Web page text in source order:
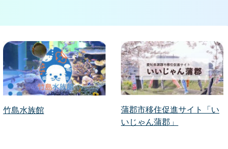
竹島水族館
蒲郡市移住促進サイト「い
いじゃん蒲郡」